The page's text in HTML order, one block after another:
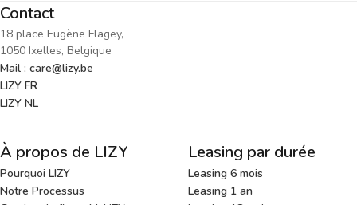
Contact
18 place Eugène Flagey,
1050 Ixelles, Belgique
Mail : care@lizy.be
LIZY FR
LIZY NL
À propos de LIZY
Pourquoi LIZY
Notre Processus
Leasing par durée
Leasing 6 mois
Leasing 1 an